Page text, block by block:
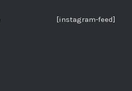
[instagram-feed]